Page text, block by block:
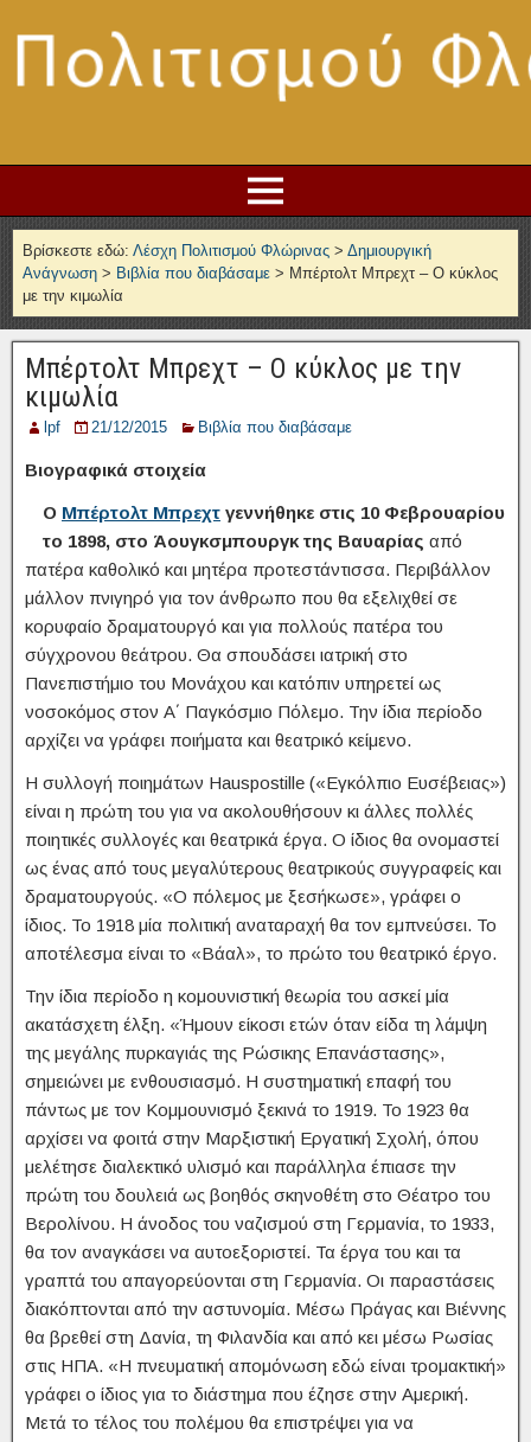
Βρίσκεστε εδώ: Λέσχη Πολιτισμού Φλώρινας > Δημιουργική
Ανάγνωση > Βιβλία που διαβάσαμε > Μπέρτολτ Μπρεχτ – Ο κύκλος
με την κιμωλία
Μπέρτολτ Μπρεχτ – Ο κύκλος με την
κιμωλία
lpf 21/12/2015 Βιβλία που διαβάσαμε
Βιογραφικά στοιχεία
Ο Μπέρτολτ Μπρεχτ γεννήθηκε στις 10 Φεβρουαρίου
το 1898, στο Άουγκσμπουργκ της Βαυαρίας από
πατέρα καθολικό και μητέρα προτεστάντισσα. Περιβάλλον
μάλλον πνιγηρό για τον άνθρωπο που θα εξελιχθεί σε
κορυφαίο δραματουργό και για πολλούς πατέρα του
σύγχρονου θεάτρου. Θα σπουδάσει ιατρική στο
Πανεπιστήμιο του Μονάχου και κατόπιν υπηρετεί ως
νοσοκόμος στον Α΄ Παγκόσμιο Πόλεμο. Την ίδια περίοδο
αρχίζει να γράφει ποιήματα και θεατρικό κείμενο.
Η συλλογή ποιημάτων Hauspostille («Εγκόλπιο Ευσέβειας»)
είναι η πρώτη του για να ακολουθήσουν κι άλλες πολλές
ποιητικές συλλογές και θεατρικά έργα. Ο ίδιος θα ονομαστεί
ως ένας από τους μεγαλύτερους θεατρικούς συγγραφείς και
δραματουργούς. «Ο πόλεμος με ξεσήκωσε», γράφει ο
ίδιος. Το 1918 μία πολιτική αναταραχή θα τον εμπνεύσει. Το
αποτέλεσμα είναι το «Βάαλ», το πρώτο του θεατρικό έργο.
Την ίδια περίοδο η κομουνιστική θεωρία του ασκεί μία
ακατάσχετη έλξη. «Ήμουν είκοσι ετών όταν είδα τη λάμψη
της μεγάλης πυρκαγιάς της Ρώσικης Επανάστασης»,
σημειώνει με ενθουσιασμό. Η συστηματική επαφή του
πάντως με τον Κομμουνισμό ξεκινά το 1919. To 1923 θα
αρχίσει να φοιτά στην Μαρξιστική Εργατική Σχολή, όπου
μελέτησε διαλεκτικό υλισμό και παράλληλα έπιασε την
πρώτη του δουλειά ως βοηθός σκηνοθέτη στο Θέατρο του
Βερολίνου. Η άνοδος του ναζισμού στη Γερμανία, το 1933,
θα τον αναγκάσει να αυτοεξοριστεί. Τα έργα του και τα
γραπτά του απαγορεύονται στη Γερμανία. Οι παραστάσεις
διακόπτονται από την αστυνομία. Μέσω Πράγας και Βιέννης
θα βρεθεί στη Δανία, τη Φιλανδία και από κει μέσω Ρωσίας
στις ΗΠΑ. «Η πνευματική απομόνωση εδώ είναι τρομακτική»
γράφει ο ίδιος για το διάστημα που έζησε στην Αμερική.
Μετά το τέλος του πολέμου θα επιστρέψει για να